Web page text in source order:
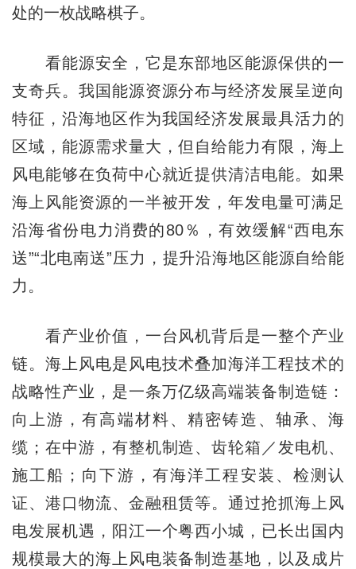
处的一枚战略棋子。
看能源安全，它是东部地区能源保供的一
支奇兵。我国能源资源分布与经济发展呈逆向
特征，沿海地区作为我国经济发展最具活力的
区域，能源需求量大，但自给能力有限，海上
风电能够在负荷中心就近提供清洁电能。如果
海上风能资源的一半被开发，年发电量可满足
沿海省份电力消费的80％，有效缓解“西电东
送”“北电南送”压力，提升沿海地区能源自给能
力。
看产业价值，一台风机背后是一整个产业
链。海上风电是风电技术叠加海洋工程技术的
战略性产业，是一条万亿级高端装备制造链：
向上游，有高端材料、精密铸造、轴承、海
缆；在中游，有整机制造、齿轮箱／发电机、
施工船；向下游，有海洋工程安装、检测认
证、港口物流、金融租赁等。通过抢抓海上风
电发展机遇，阳江一个粤西小城，已长出国内
规模最大的海上风电装备制造基地，以及成片